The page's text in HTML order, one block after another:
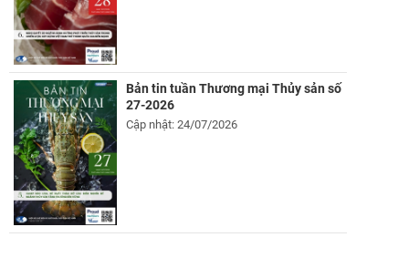
Bản tin tuần Thương mại Thủy sản số
27-2026
Cập nhật: 24/07/2026